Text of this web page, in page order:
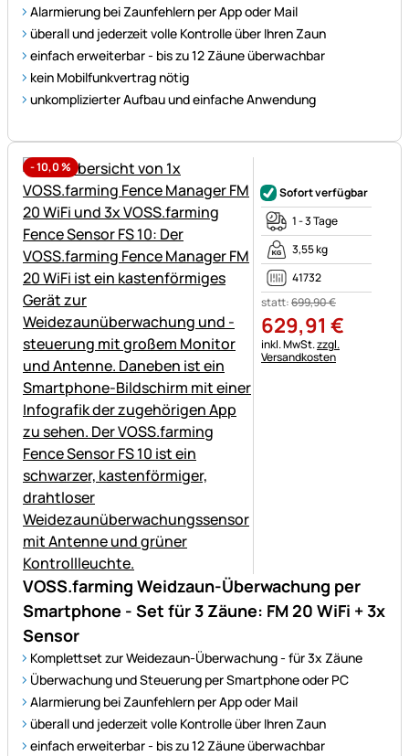
Alarmierung bei Zaunfehlern per App oder Mail
überall und jederzeit volle Kontrolle über Ihren Zaun
einfach erweiterbar - bis zu 12 Zäune überwachbar
kein Mobilfunkvertrag nötig
unkomplizierter Aufbau und einfache Anwendung
-10,0%
VOSS.farming Weidzaun-Überwachung per
Smartphone - Set für 3 Zäune: FM 20 WiFi + 3x
Sensor
Komplettset zur Weidezaun-Überwachung - für 3x Zäune
Überwachung und Steuerung per Smartphone oder PC
Alarmierung bei Zaunfehlern per App oder Mail
überall und jederzeit volle Kontrolle über Ihren Zaun
einfach erweiterbar - bis zu 12 Zäune überwachbar
Sofort verfügbar
1 - 3 Tage
3,55 kg
41732
statt:699,90€
629,91 €
Steuerhinweis:
inkl. MwSt.zzgl.
Versandkosten